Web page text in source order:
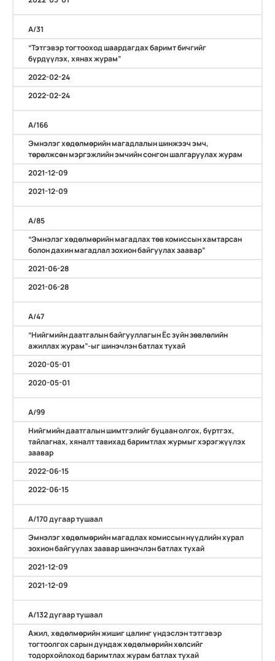
А/31
“Тэтгэвэр тогтооход шаардагдах баримт бичгийг
бүрдүүлэх, хянах журам”
2022-02-24
2022-02-24
А/166
Эмнэлэг хөдөлмөрийн магадлалын шинжээч эмч,
төрөлжсөн мэргэжлийн эмчийн сонгон шалгаруулах журам
2021-12-09
2021-12-09
А/85
“Эмнэлэг хөдөлмөрийн магадлах төв комиссын хамтарсан
болон дахин магадлал зохион байгуулах заавар”
2021-06-28
2021-06-28
А/47
“Нийгмийн даатгалын байгууллагын Ёс зүйн зөвлөлийн
ажиллах журам”-ыг шинэчлэн батлах тухай
2020-05-01
2020-05-01
А/99
Нийгмийн даатгалын шимтгэлийг буцаан олгох, бүртгэх,
тайлагнах, хяналт тавихад баримтлах журмыг хэрэгжүүлэх
заавар
2022-06-15
2022-06-15
А/170 дугаар тушаал
Эмнэлэг хөдөлмөрийн магадлах комиссын нүүдлийн хурал
зохион байгуулах заавар шинэчлэн батлах тухай
2021-12-09
2021-12-09
А/132 дугаар тушаал
Ажил, хөдөлмөрийн жишиг цалинг үндэслэн тэтгэвэр
тогтоолгох сарын дундаж хөдөлмөрийн хөлсийг
тодорхойлоход баримтлах журам батлах тухай